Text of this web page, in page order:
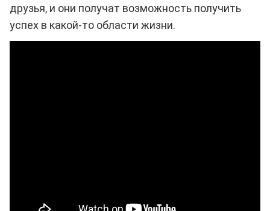
друзья, и они получат возможность получить
успех в какой-то области жизни.